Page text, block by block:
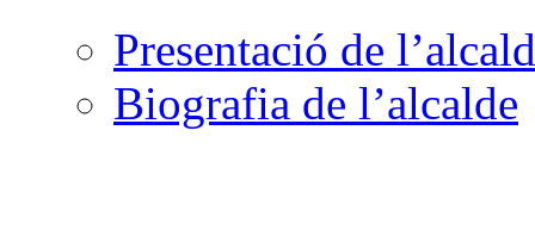
Presentació de
Biografia de l’alcalde